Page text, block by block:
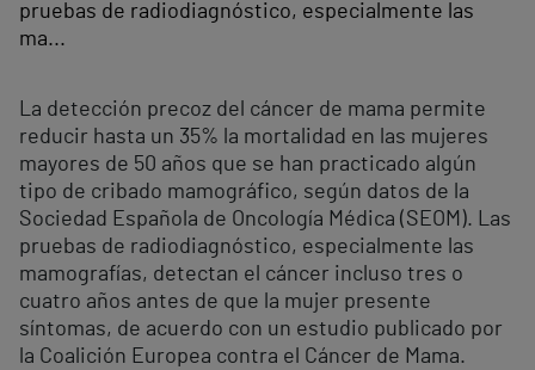
pruebas de radiodiagnóstico, especialmente las
ma...
La detección precoz del cáncer de mama permite
reducir hasta un 35% la mortalidad en las mujeres
mayores de 50 años que se han practicado algún
tipo de cribado mamográfico, según datos de la
Sociedad Española de Oncología Médica (SEOM). Las
pruebas de radiodiagnóstico, especialmente las
mamografías, detectan el cáncer incluso tres o
cuatro años antes de que la mujer presente
síntomas, de acuerdo con un estudio publicado por
la Coalición Europea contra el Cáncer de Mama.